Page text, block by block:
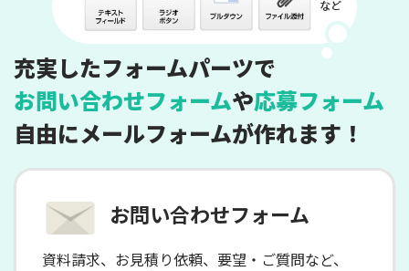
充実したフォームパーツで
お問い合わせフォームや応募フォーム
自由にメールフォームが作れます！
お問い合わせフォーム
資料請求、お見積り依頼、要望・ご質問など、